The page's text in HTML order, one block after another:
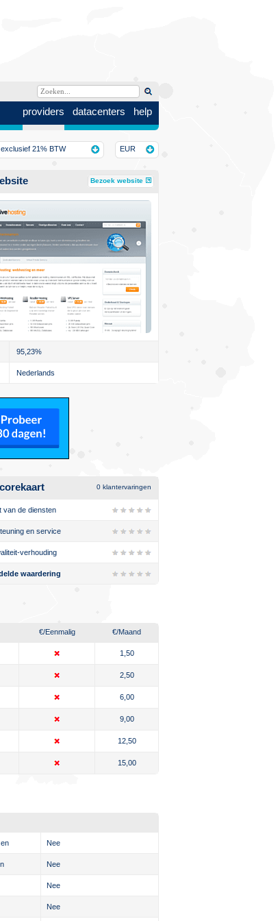
providers datacenters help
EUR
21% BTW
Bezoek website
95,23%
Nederlands
0 klantervaringen
van de diensten
en service
verhouding
waardering
€/Eenmalig €/Maand
1,50
2,50
6,00
9,00
12,50
15,00
Nee
Nee
Nee
Nee